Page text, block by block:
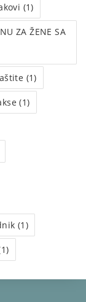
(1)
ZA ŽENE SA
(1)
(1)
(1)